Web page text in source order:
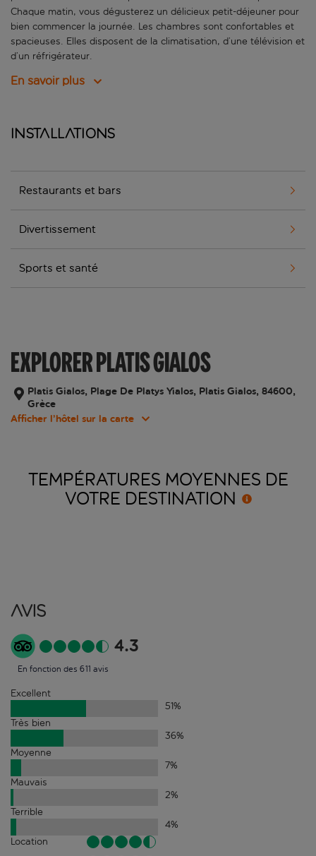
Chaque matin, vous dégusterez un délicieux petit-déjeuner pour
bien commencer la journée. Les chambres sont confortables et
spacieuses. Elles disposent de la climatisation, d’une télévision et
d’un réfrigérateur.
En savoir plus
Installations
Restaurants et bars
Divertissement
Sports et santé
EXPLORER PLATIS GIALOS
Platis Gialos, Plage De Platys Yialos, Platis Gialos, 84600,
Grèce
Afficher l’hôtel sur la carte
TEMPÉRATURES MOYENNES DE
VOTRE DESTINATION
Avis
4.3
En fonction des 611 avis
Excellent
51%
Très bien
36%
Moyenne
7%
Mauvais
2%
Terrible
4%
Location